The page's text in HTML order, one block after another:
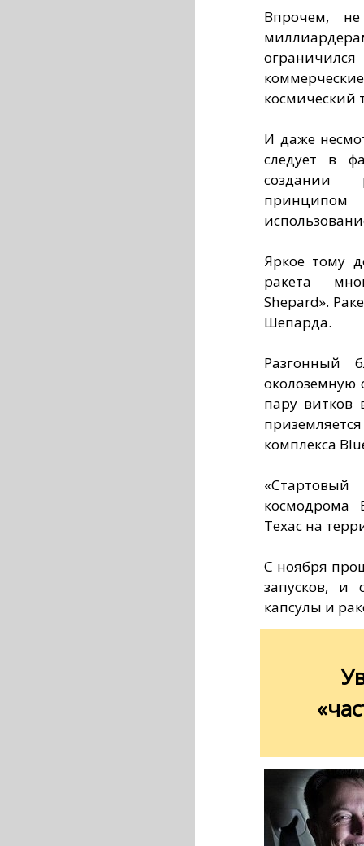
Впрочем,
космический
И даже
следует в
создании
принципом
Яркое тому
ракета
Shepard».
Шепарда.
Разгонный
околоземную
пару витков
комплекса
космодрома
Техас на
С ноября
запусков, и
капсулы и